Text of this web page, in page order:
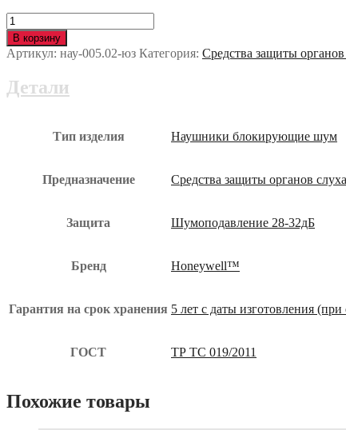
Количество
Наушники
Honeywell™
ЛАЙТНИНГ
(1010923)
В корзину
Артикул: нау-005.02-юз Категория: Средства защиты органов
Детали
Тип изделия Наушники блокирующие шум
Предназначение Средства защиты органов слуха
Защита Шумоподавление 28-32дБ
Бренд Honeywell™
Гарантия на срок хранения 5 лет с даты изготовления
ГОСТ ТР ТС 019/2011
Похожие товары